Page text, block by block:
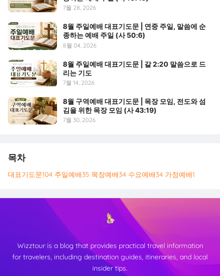
7월 28, 2026
8월 주일예배 대표기도문 | 연중 주일, 말씀에 순
종하는 예배 주일 (사 50:6)
8월 04, 2026
8월 주일예배 대표기도문 | 갈 2:20 말씀으로 드
리는 기도
7월 14, 2026
8월 구역예배 대표기도문 | 목장 모임, 전도와 섬
김을 위한 목장 모임 (사 43:19)
7월 30, 2026
목차
대표기도문104 주일예배35 목장예배34 수요예배34 가정예배1
Wizztour is a blog that provides practical travel information
for travelers, including destination guides, itineraries, and local
insider tips.